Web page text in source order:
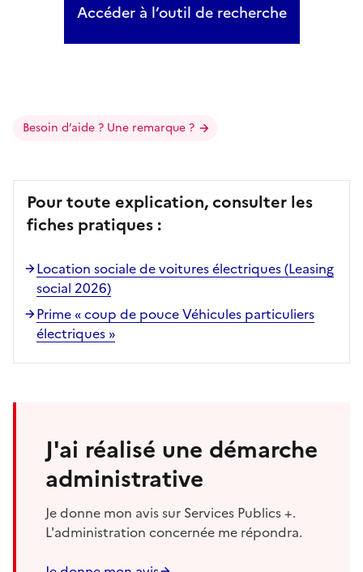
Accéder à l’outil de recherche
Besoin d’aide ? Une remarque ?
Pour toute explication, consulter les
fiches pratiques :
Location sociale de voitures électriques (Leasing
social 2026)
Prime « coup de pouce Véhicules particuliers
électriques »
J'ai réalisé une démarche
administrative
Je donne mon avis sur Services Publics +.
L'administration concernée me répondra.